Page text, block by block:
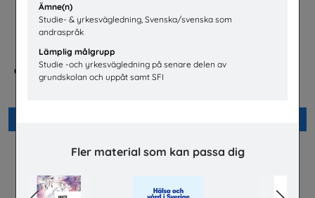
Ämne(n)
Studie- & yrkesvägledning, Svenska/svenska som
andraspråk
Lämplig målgrupp
Studie -och yrkesvägledning på senare delen av
grundskolan och uppåt samt SFI
Fler material som kan passa dig
Previous Next
Checklista för undervisning
om pornografi
Energisvenska, SFI